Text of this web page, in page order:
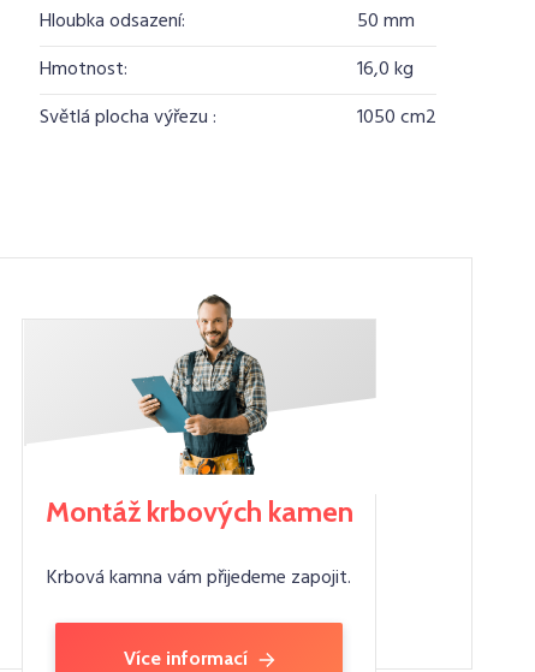
Hloubka odsazení:
50 mm
Hmotnost:
16,0 kg
Světlá plocha výřezu :
1050 cm2
Montáž krbových kamen
Krbová kamna vám přijedeme zapojit.
Více informací